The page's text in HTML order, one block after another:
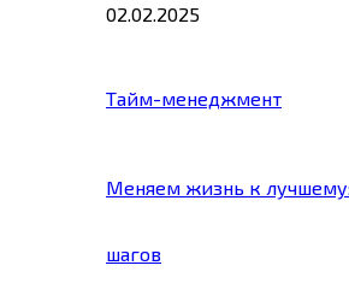
02.02.2025
Тайм-менеджмент
Меняем жизнь к
шагов